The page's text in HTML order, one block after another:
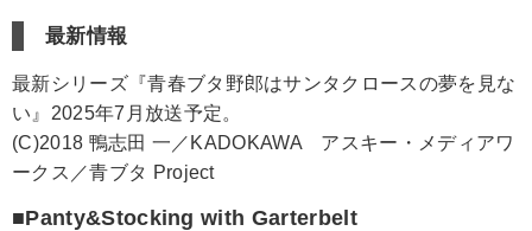
最新情報
最新シリーズ『青春ブタ野郎はサンタクロースの夢を見な
い』2025年7月放送予定。
(C)2018 鴨志田 一／KADOKAWA アスキー・メディアワ
ークス／青ブタ Project
■Panty&Stocking with Garterbelt